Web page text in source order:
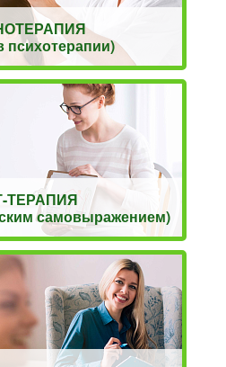
психотерапии)
ТЕРАПИЯ
самовыражением)